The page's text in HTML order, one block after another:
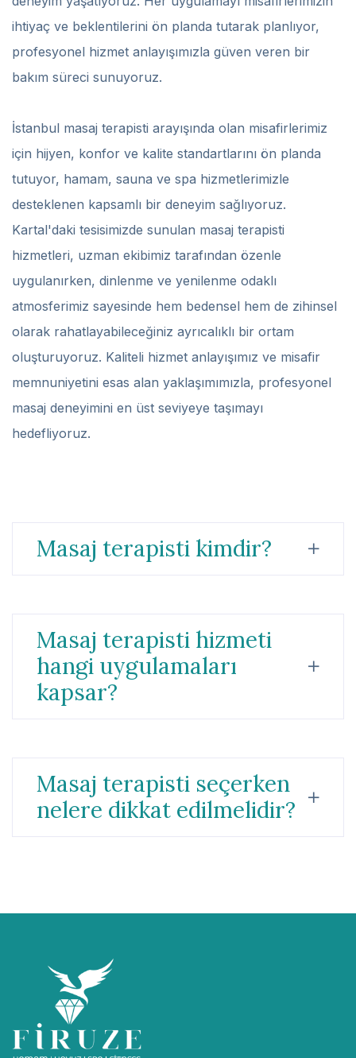
ihtiyaç ve beklentilerini ön planda tutarak planlıyor,
profesyonel hizmet anlayışımızla güven veren bir
bakım süreci sunuyoruz.
İstanbul masaj terapisti arayışında olan misafirlerimiz
için hijyen, konfor ve kalite standartlarını ön planda
tutuyor, hamam, sauna ve spa hizmetlerimizle
desteklenen kapsamlı bir deneyim sağlıyoruz.
Kartal'daki tesisimizde sunulan masaj terapisti
hizmetleri, uzman ekibimiz tarafından özenle
uygulanırken, dinlenme ve yenilenme odaklı
atmosferimiz sayesinde hem bedensel hem de zihinsel
olarak rahatlayabileceğiniz ayrıcalıklı bir ortam
oluşturuyoruz. Kaliteli hizmet anlayışımız ve misafir
memnuniyetini esas alan yaklaşımımızla, profesyonel
masaj deneyimini en üst seviyeye taşımayı
hedefliyoruz.
Masaj terapisti kimdir?
Masaj terapisti hizmeti
hangi uygulamaları
kapsar?
Masaj terapisti seçerken
nelere dikkat edilmelidir?